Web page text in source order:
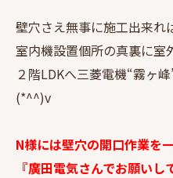
壁穴さえ無事に施工出来
室内機設置個所の真裏に室
２階LDKへ三菱電機“霧ヶ
(*^^)v
N様には壁穴の開口作業を
『廣田電気さんでお願いし